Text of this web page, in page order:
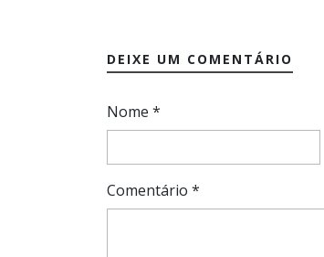
DEIXE UM COMENTÁRIO
Nome *
Comentário *